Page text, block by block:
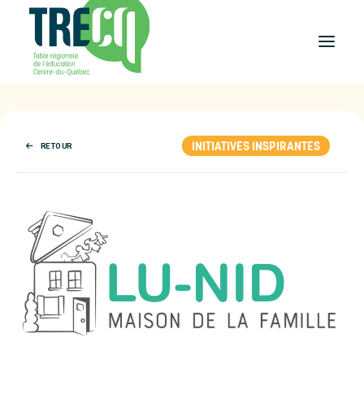
et activités
Équilibre
études-travail
Étudier
au Centre-du-Québec
Outils
et publications
RETOUR INITIATIVES INSPIRANTES